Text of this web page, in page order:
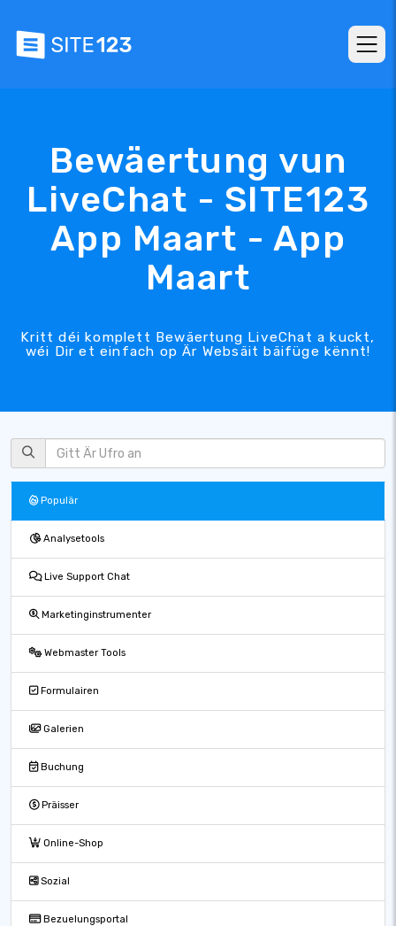
Bewäertung vun
LiveChat - SITE123
App Maart - App
Maart
Kritt déi komplett Bewäertung LiveChat a kuckt,
wéi Dir et einfach op Är Websäit bäifüge kënnt!
Populär
Analysetools
Live Support Chat
Marketinginstrumenter
Webmaster Tools
Formulairen
Galerien
Buchung
Präisser
Online-Shop
Sozial
Bezuelungsportal